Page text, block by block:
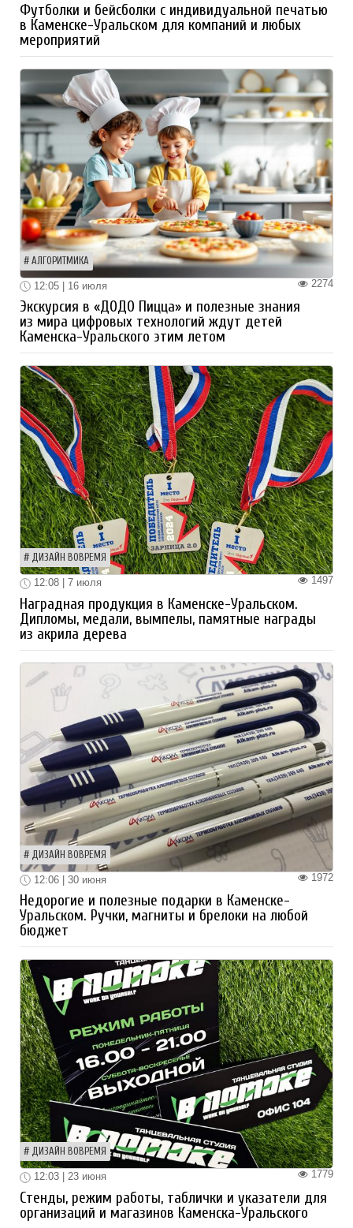
Футболки и бейсболки с индивидуальной печатью
в Каменске-Уральском для компаний и любых
мероприятий
АЛГОРИТМИКА
2274
12:05 | 16 июля
Экскурсия в «ДОДО Пицца» и полезные знания
из мира цифровых технологий ждут детей
Каменска-Уральского этим летом
ДИЗАЙН ВОВРЕМЯ
1497
12:08 | 7 июля
Наградная продукция в Каменске-Уральском.
Дипломы, медали, вымпелы, памятные награды
из акрила дерева
ДИЗАЙН ВОВРЕМЯ
1972
12:06 | 30 июня
Недорогие и полезные подарки в Каменске-
Уральском. Ручки, магниты и брелоки на любой
бюджет
ДИЗАЙН ВОВРЕМЯ
1779
12:03 | 23 июня
Стенды, режим работы, таблички и указатели для
организаций и магазинов Каменска-Уральского